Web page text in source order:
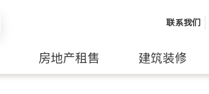
联系我们
房地产租售 建筑装修